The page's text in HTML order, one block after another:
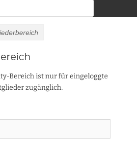
Bereich ist nur für eingeloggte
zugänglich.